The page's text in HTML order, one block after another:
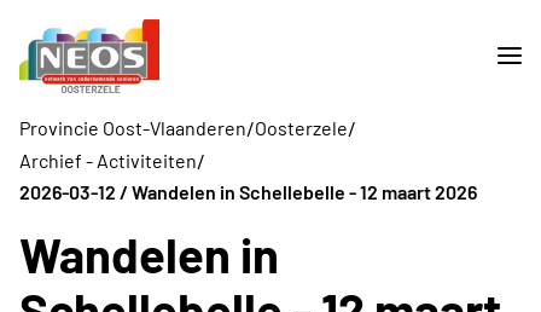
Provincie Oost-Vlaanderen/Oosterzele/
Archief - Activiteiten/
2026-03-12 / Wandelen in Schellebelle - 12 maart 2026
Wandelen in